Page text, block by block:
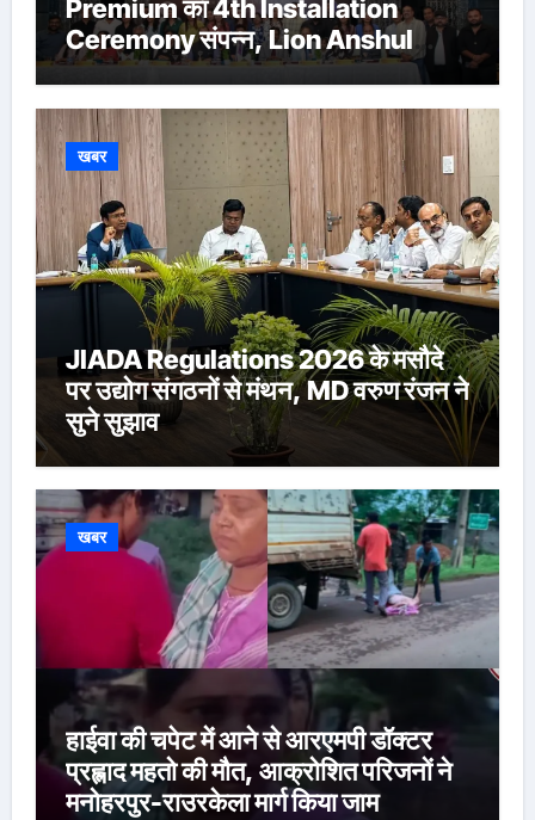
Premium का 4th Installation
Ceremony संपन्न, Lion Anshul
Ringasia ने संभाला अध्यक्ष पद
खबर
JIADA Regulations 2026 के मसौदे
पर उद्योग संगठनों से मंथन, MD वरुण रंजन ने
सुने सुझाव
खबर
हाईवा की चपेट में आने से आरएमपी डॉक्टर
प्रह्लाद महतो की मौत, आक्रोशित परिजनों ने
मनोहरपुर-राउरकेला मार्ग किया जाम